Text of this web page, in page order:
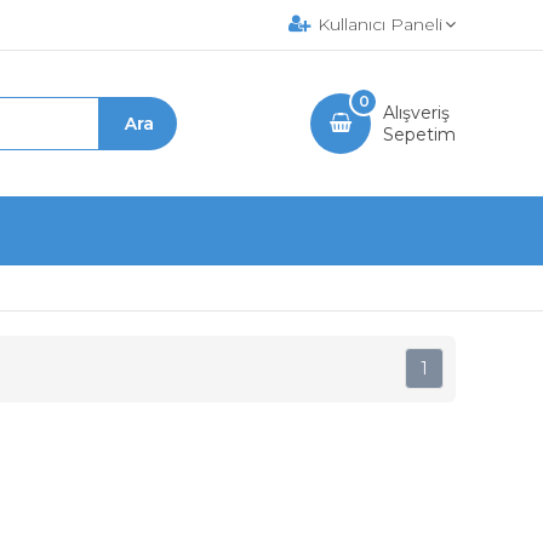
Kullanıcı Paneli
Alışveriş
Sepetim
0
1